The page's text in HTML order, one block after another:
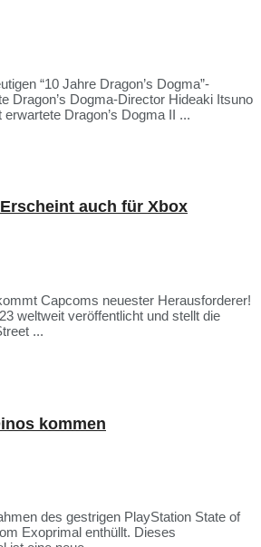
“10 Jahre Dragon’s Dogma”-
Dragon’s Dogma-Director Hideaki Itsuno
Dragon’s Dogma II ...
auch für Xbox
Capcoms neuester Herausforderer!
weltweit veröffentlicht und stellt die
...
kommen
des gestrigen PlayStation State of
Exoprimal enthüllt. Dieses